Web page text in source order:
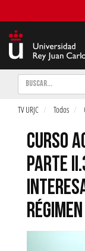
Buscar
TV URJC Todos
CURSO
PARTE